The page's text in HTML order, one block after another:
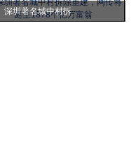
深圳著名城中村拆